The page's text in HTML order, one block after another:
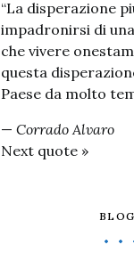
“La disperazione
impadronirsi di
che vivere
questa
Paese da molto
— Corrado Alvaro
Next quote »